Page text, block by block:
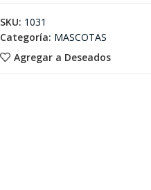
Agregar a Deseados
SKU: 1031
Categoría: MASCOTAS